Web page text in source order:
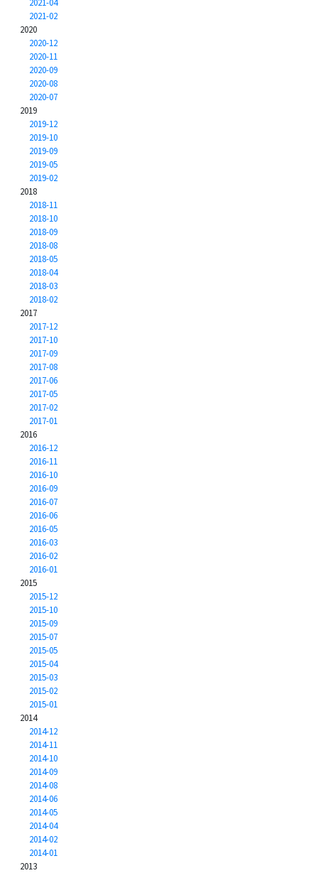
2021-04
2021-02
2020
2020-12
2020-11
2020-09
2020-08
2020-07
2019
2019-12
2019-10
2019-09
2019-05
2019-02
2018
2018-11
2018-10
2018-09
2018-08
2018-05
2018-04
2018-03
2018-02
2017
2017-12
2017-10
2017-09
2017-08
2017-06
2017-05
2017-02
2017-01
2016
2016-12
2016-11
2016-10
2016-09
2016-07
2016-06
2016-05
2016-03
2016-02
2016-01
2015
2015-12
2015-10
2015-09
2015-07
2015-05
2015-04
2015-03
2015-02
2015-01
2014
2014-12
2014-11
2014-10
2014-09
2014-08
2014-06
2014-05
2014-04
2014-02
2014-01
2013